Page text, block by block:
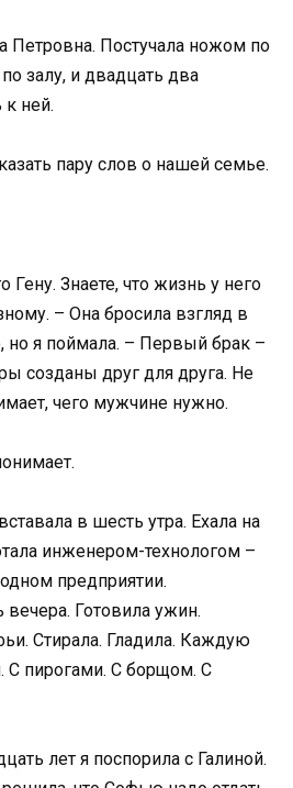
Петровна. Постучала ножом по
залу, и двадцать два
к ней.
пару слов о нашей семье.
Гену. Знаете, что жизнь у него
– Она бросила взгляд в
но я поймала. – Первый брак –
созданы друг для друга. Не
чего мужчине нужно.
в шесть утра. Ехала на
инженером-технологом –
предприятии.
Готовила ужин.
Стирала. Гладила. Каждую
С пирогами. С борщом. С
лет я поспорила с Галиной.